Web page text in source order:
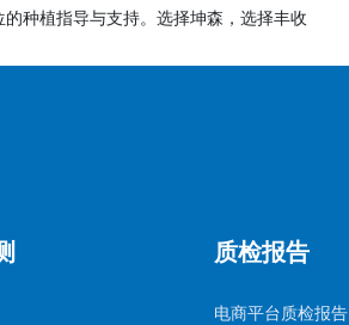
种植指导与支持。选择坤森，选择丰收
质检报告
电商平台质检报告